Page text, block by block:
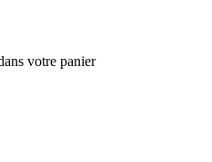
votre panier